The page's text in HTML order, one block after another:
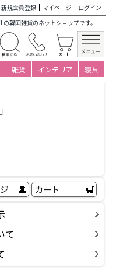
新規会員登録 マイページ
ログイン
韓国雑貨のネットショップです。
雑貨 インテリア 寝具
マ2段のレビュー
マチョゴリの下着 韓服
用 ソッチマ2段
カート
て